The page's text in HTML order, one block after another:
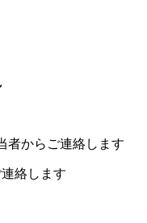
者からご連絡します
絡します